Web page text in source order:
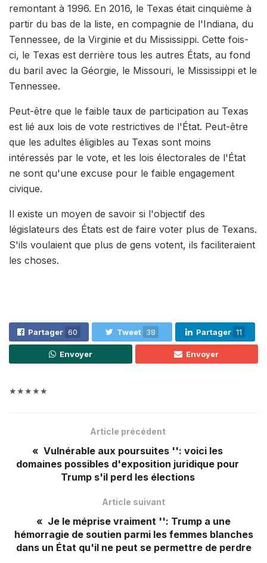
remontant à 1996. En 2016, le Texas était cinquième à
partir du bas de la liste, en compagnie de l'Indiana, du
Tennessee, de la Virginie et du Mississippi. Cette fois-
ci, le Texas est derrière tous les autres États, au fond
du baril avec la Géorgie, le Missouri, le Mississippi et le
Tennessee.
Peut-être que le faible taux de participation au Texas
est lié aux lois de vote restrictives de l'État. Peut-être
que les adultes éligibles au Texas sont moins
intéressés par le vote, et les lois électorales de l'État
ne sont qu'une excuse pour le faible engagement
civique.
Il existe un moyen de savoir si l'objectif des
législateurs des États est de faire voter plus de Texans.
S'ils voulaient que plus de gens votent, ils faciliteraient
les choses.
Partager 60 Tweet 38 Partager 11
Envoyer Envoyer
★★★★★
Article précédent
« Vulnérable aux poursuites '': voici les
domaines possibles d'exposition juridique pour
Trump s'il perd les élections
Article suivant
« Je le méprise vraiment '': Trump a une
hémorragie de soutien parmi les femmes blanches
dans un État qu'il ne peut se permettre de perdre